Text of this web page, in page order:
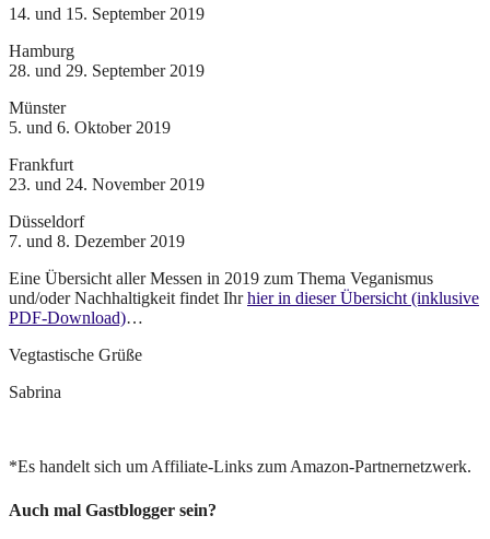
14. und 15. September 2019
Hamburg
28. und 29. September 2019
Münster
5. und 6. Oktober 2019
Frankfurt
23. und 24. November 2019
Düsseldorf
7. und 8. Dezember 2019
Eine Übersicht aller Messen in 2019 zum Thema Veganismus
und/oder Nachhaltigkeit findet Ihrhier in dieser Übersicht (inklusive
PDF-Download)…
Vegtastische Grüße
Sabrina
*Es handelt sich um Affiliate-Links zum Amazon-Partnernetzwerk.
Auch mal Gastblogger sein?